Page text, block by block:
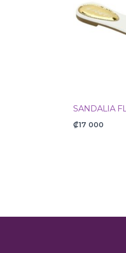
SANDALIA
₡17 000